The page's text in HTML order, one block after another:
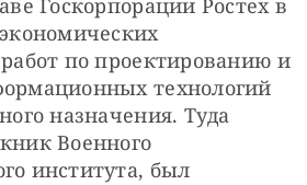
Госкорпорации Ростех в
по проектированию и
технологий
назначения. Туда
Военного
института, был